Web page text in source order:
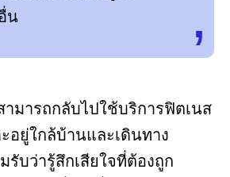
น
ามารถกลับไปใช้บริการฟิตเนส
อยู่ใกล้บ้านและเดินทาง
รับว่ารู้สึกเสียใจที่ต้องถูก